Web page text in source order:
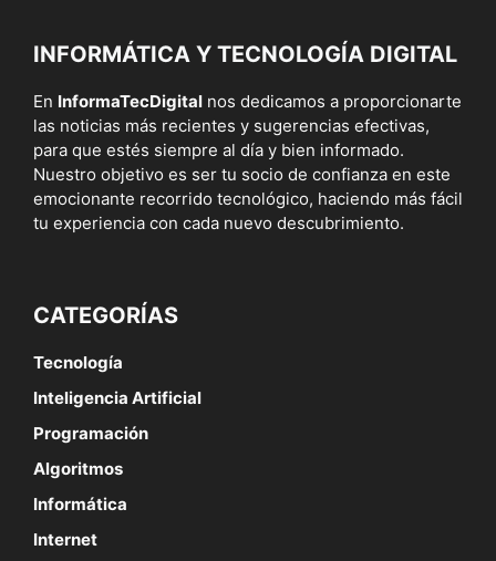
INFORMÁTICA Y TECNOLOGÍA DIGITAL
En InformaTecDigital nos dedicamos a proporcionarte
las noticias más recientes y sugerencias efectivas,
para que estés siempre al día y bien informado.
Nuestro objetivo es ser tu socio de confianza en este
emocionante recorrido tecnológico, haciendo más fácil
tu experiencia con cada nuevo descubrimiento.
CATEGORÍAS
Tecnología
Inteligencia Artificial
Programación
Algoritmos
Informática
Internet